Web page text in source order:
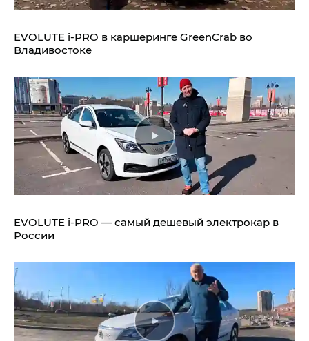
EVOLUTE i‑PRO в каршеринге GreenCrab во
Владивостоке
EVOLUTE i‑PRO — самый дешевый электрокар в
России